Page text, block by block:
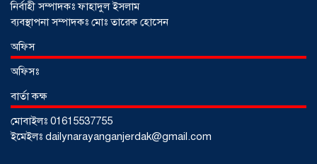
শর্টগান
০৩ আগস্ট ২০২৬
নির্বাহী সম্পাদকঃ ফাহাদুল ইসলাম
ব্যবস্থাপনা সম্পাদকঃ মোঃ তারেক হোসেন
অফিস
অফিসঃ
বার্তা কক্ষ
মোবাইলঃ 01615537755
ইমেইলঃ dailynarayanganjerdak@gmail.com